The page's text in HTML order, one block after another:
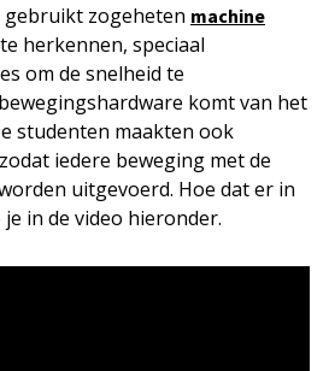
gebruikt zogeheten machine
herkennen, speciaal
om de snelheid te
komt van het
studenten maakten ook
iedere beweging met de
uitgevoerd. Hoe dat er in
in de video hieronder.